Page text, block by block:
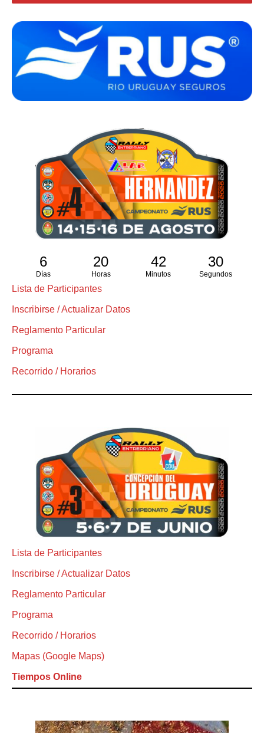
6
Días
20
Horas
42
Minutos
29
Segundos
Lista de Participantes
Inscribirse / Actualizar Datos
Reglamento Particular
Programa
Recorrido / Horarios
Lista de Participantes
Inscribirse / Actualizar Datos
Reglamento Particular
Programa
Recorrido / Horarios
Mapas (Google Maps)
Tiempos Online